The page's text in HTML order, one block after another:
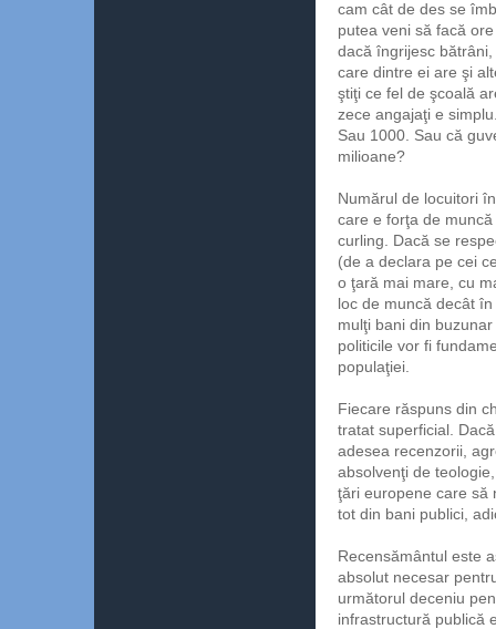
cam cât de des se
putea veni să facă
dacă îngrijesc
care dintre ei are şi
ştiţi ce fel de şcoală
zece angajaţi e
Sau 1000. Sau că
milioane?
Numărul de locuitori
care e forţa de
curling. Dacă se
(de a declara pe cei
o ţară mai mare, cu
loc de muncă decât
mulţi bani din
politicile vor fi
populaţiei.
Fiecare răspuns din
tratat superficial.
adesea recenzorii,
absolvenţi de
ţări europene care să
tot din bani publici,
Recensământul este
absolut necesar
următorul deceniu
infrastructură publică